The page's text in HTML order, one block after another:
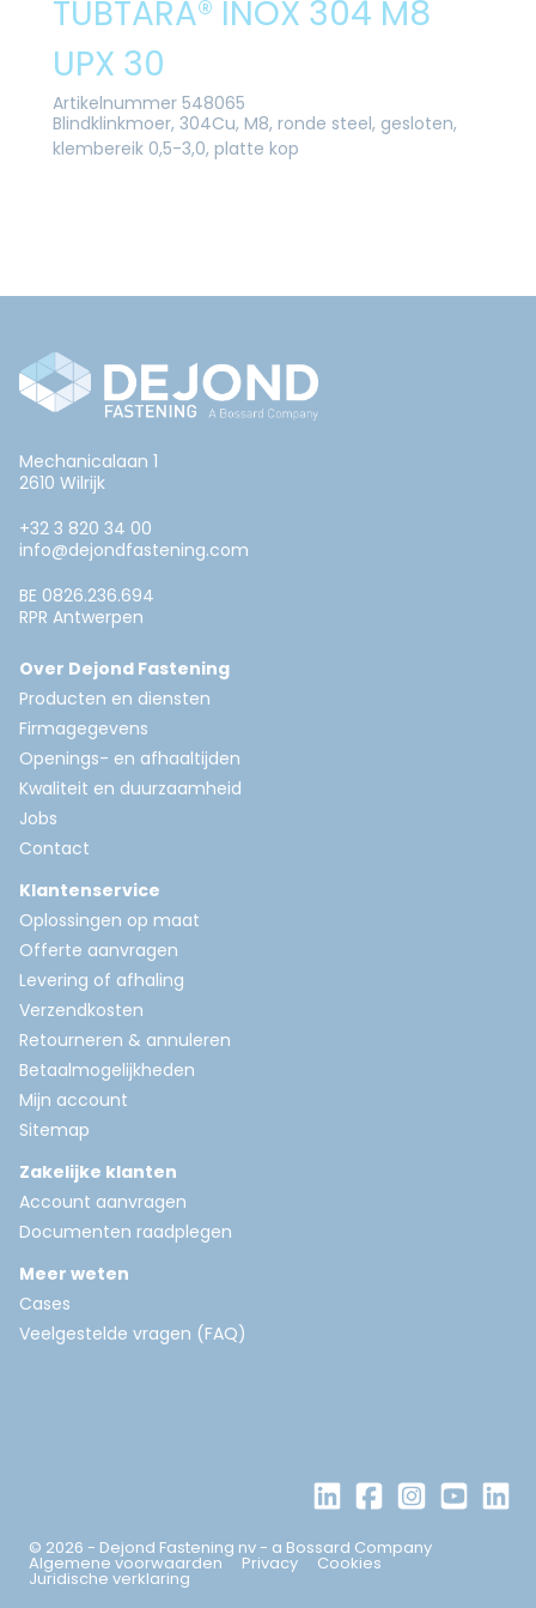
TUBTARA® INOX 304 M8
UPX 30
Artikelnummer 548065
Blindklinkmoer, 304Cu, M8, ronde steel, gesloten,
klembereik 0,5-3,0, platte kop
Mechanicalaan 1
2610 Wilrijk
+32 3 820 34 00
info@dejondfastening.com
BE 0826.236.694
RPR Antwerpen
Over Dejond Fastening
Producten en diensten
Firmagegevens
Openings- en afhaaltijden
Kwaliteit en duurzaamheid
Jobs
Contact
Klantenservice
Oplossingen op maat
Offerte aanvragen
Levering of afhaling
Verzendkosten
Retourneren & annuleren
Betaalmogelijkheden
Mijn account
Sitemap
Zakelijke klanten
Account aanvragen
Documenten raadplegen
Meer weten
Cases
Veelgestelde vragen (FAQ)
© 2026 - Dejond Fastening nv - a Bossard Company
Algemene voorwaarden Privacy Cookies
Juridische verklaring